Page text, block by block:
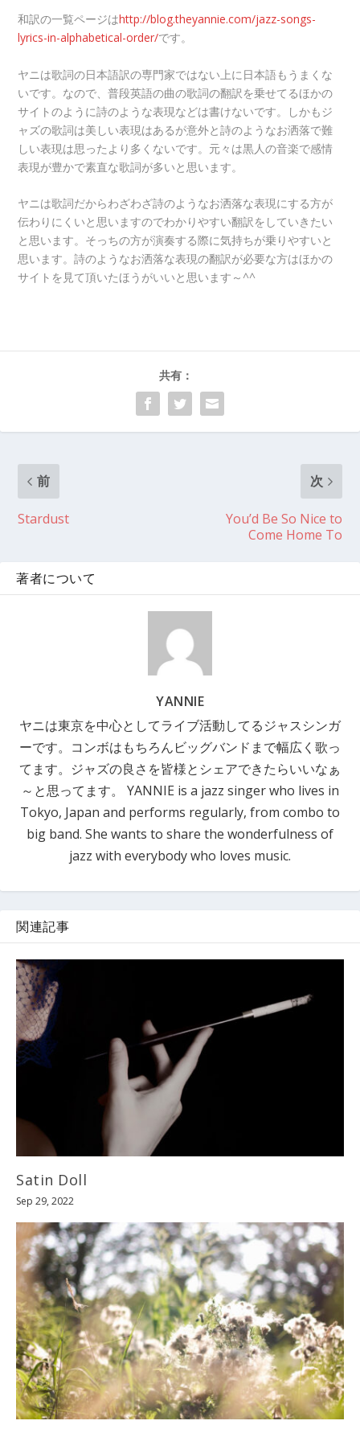
和訳の一覧ページはhttp://blog.theyannie.com/jazz-songs-
lyrics-in-alphabetical-order/です。
ヤニは歌詞の日本語訳の専門家ではない上に日本語もうまくな
いです。なので、普段英語の曲の歌詞の翻訳を乗せてるほかの
サイトのように詩のような表現などは書けないです。しかもジ
ャズの歌詞は美しい表現はあるが意外と詩のようなお洒落で難
しい表現は思ったより多くないです。元々は黒人の音楽で感情
表現が豊かで素直な歌詞が多いと思います。
ヤニは歌詞だからわざわざ詩のようなお洒落な表現にする方が
伝わりにくいと思いますのでわかりやすい翻訳をしていきたい
と思います。そっちの方が演奏する際に気持ちが乗りやすいと
思います。詩のようなお洒落な表現の翻訳が必要な方はほかの
サイトを見て頂いたほうがいいと思います～^^
共有：
前
Stardust
次
You’d Be So Nice to
Come Home To
著者について
YANNIE
ヤニは東京を中心としてライブ活動してるジャスシンガ
ーです。コンボはもちろんビッグバンドまで幅広く歌っ
てます。ジャズの良さを皆様とシェアできたらいいなぁ
～と思ってます。 YANNIE is a jazz singer who lives in
Tokyo, Japan and performs regularly, from combo to
big band. She wants to share the wonderfulness of
jazz with everybody who loves music.
関連記事
Satin Doll
Sep 29, 2022